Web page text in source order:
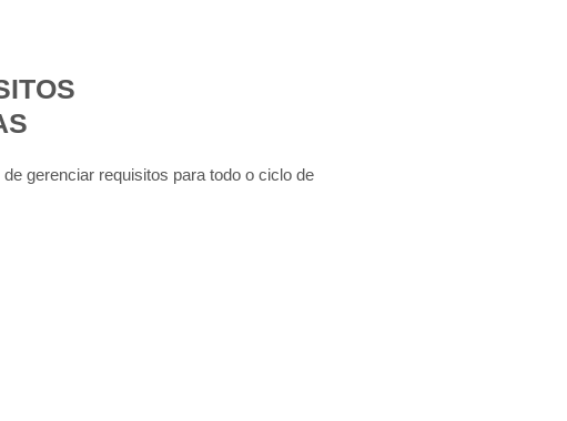
gerenciar requisitos para todo o ciclo de